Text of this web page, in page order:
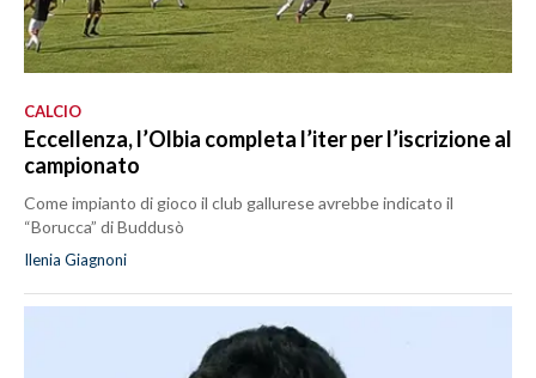
CALCIO
Eccellenza, l’Olbia completa l’iter per l’iscrizione al
campionato
Come impianto di gioco il club gallurese avrebbe indicato il
“Borucca” di Buddusò
Ilenia Giagnoni